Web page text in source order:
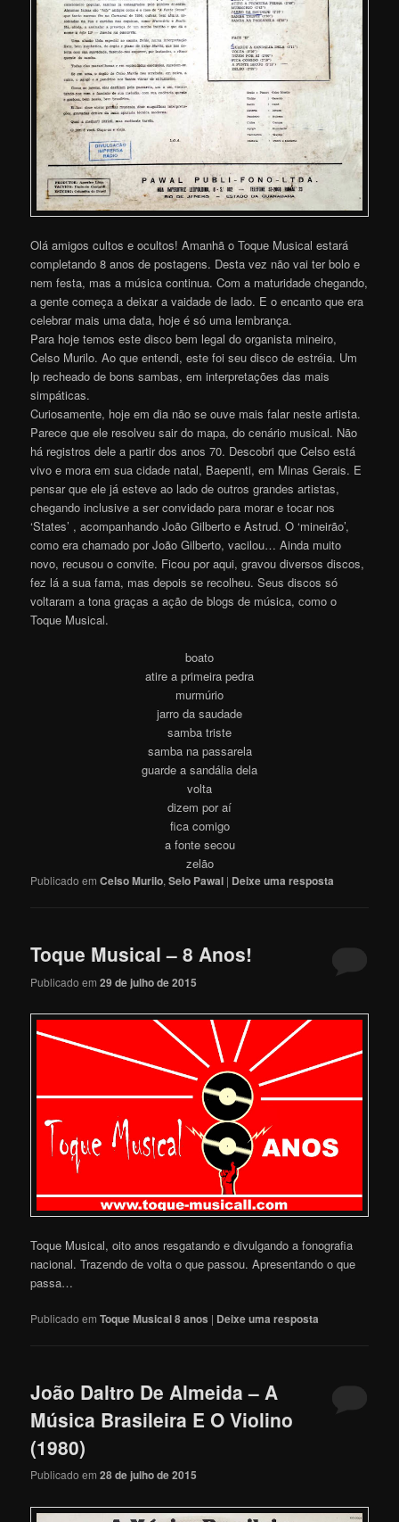
Olá amigos cultos e ocultos! Amanhã o Toque Musical estará
completando 8 anos de postagens. Desta vez não vai ter bolo e
nem festa, mas a música continua. Com a maturidade chegando,
a gente começa a deixar a vaidade de lado. E o encanto que era
celebrar mais uma data, hoje é só uma lembrança.
Para hoje temos este disco bem legal do organista mineiro,
Celso Murilo. Ao que entendi, este foi seu disco de estréia. Um
lp recheado de bons sambas, em interpretações das mais
simpáticas.
Curiosamente, hoje em dia não se ouve mais falar neste artista.
Parece que ele resolveu sair do mapa, do cenário musical. Não
há registros dele a partir dos anos 70. Descobri que Celso está
vivo e mora em sua cidade natal, Baepenti, em Minas Gerais. E
pensar que ele já esteve ao lado de outros grandes artistas,
chegando inclusive a ser convidado para morar e tocar nos
‘States’ , acompanhando João Gilberto e Astrud. O ‘mineirão’,
como era chamado por João Gilberto, vacilou… Ainda muito
novo, recusou o convite. Ficou por aqui, gravou diversos discos,
fez lá a sua fama, mas depois se recolheu. Seus discos só
voltaram a tona graças a ação de blogs de música, como o
Toque Musical.
boato
atire a primeira pedra
murmúrio
jarro da saudade
samba triste
samba na passarela
guarde a sandália dela
volta
dizem por aí
fica comigo
a fonte secou
zelão
Publicado em Celso Murilo,Selo Pawal | Deixe uma resposta
Toque Musical – 8 Anos!
Publicado em29 de julho de 2015
Toque Musical, oito anos resgatando e divulgando a fonografia
nacional. Trazendo de volta o que passou. Apresentando o que
passa…
Publicado em Toque Musical 8 anos | Deixe uma resposta
João Daltro De Almeida – A
Música Brasileira E O Violino
(1980)
Publicado em28 de julho de 2015